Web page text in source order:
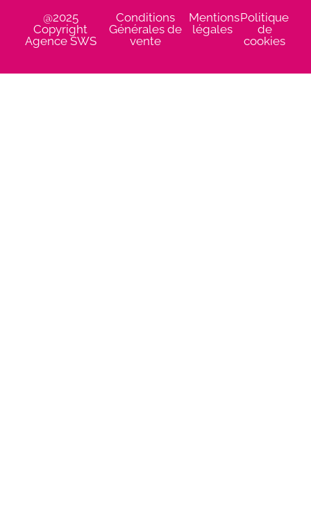
@2025
Copyright
Agence SWS
Conditions
Générales de
vente
Mentions
légales
Politique
de
cookies